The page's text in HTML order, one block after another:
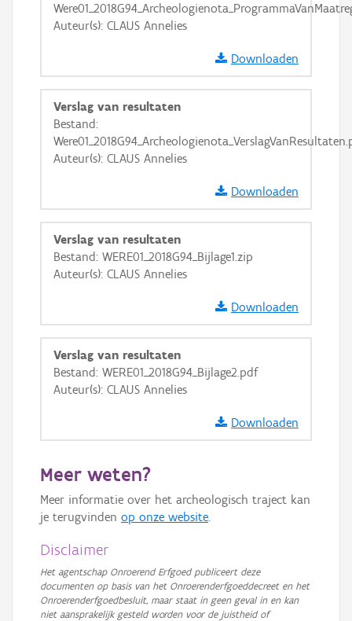
+ −
Basis Lagen
OSM-Basiskaart
GRB-Basiskaart
GRB-Basiskaart in grijswaarden
Auteur(s): CLAUS Annelies
Downloaden
Verslag van resultaten
Bestand:
Auteur(s): CLAUS Annelies
Downloaden
Verslag van resultaten
Bestand: WERE01_2018G94_Bijlage1.zip
Auteur(s): CLAUS Annelies
Downloaden
Verslag van resultaten
Bestand: WERE01_2018G94_Bijlage2.pdf
Auteur(s): CLAUS Annelies
Downloaden
Meer weten?
Meer informatie over het archeologisch traject kan
je terugvinden op onze website.
Disclaimer
Het agentschap Onroerend Erfgoed publiceert deze
documenten op basis van het Onroerenderfgoeddecreet en het
Onroerenderfgoedbesluit, maar staat in geen geval in en kan
niet aansprakelijk gesteld worden voor de juistheid of